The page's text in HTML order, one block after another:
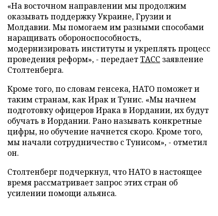
«На восточном направлении мы продолжим
оказывать поддержку Украине, Грузии и
Молдавии. Мы помогаем им разными способами
наращивать обороноспособность,
модернизировать институты и укреплять процесс
проведения реформ», - передаетТАСС заявление
Столтенберга.
Кроме того, по словам генсека, НАТО поможет и
таким странам, как Ирак и Тунис. «Мы начнем
подготовку офицеров Ирака в Иордании, их будут
обучать в Иордании. Рано называть конкретные
цифры, но обучение начнется скоро. Кроме того,
мы начали сотрудничество с Тунисом», - отметил
он.
Столтенберг подчеркнул, что НАТО в настоящее
время рассматривает запрос этих стран об
усилении помощи альянса.